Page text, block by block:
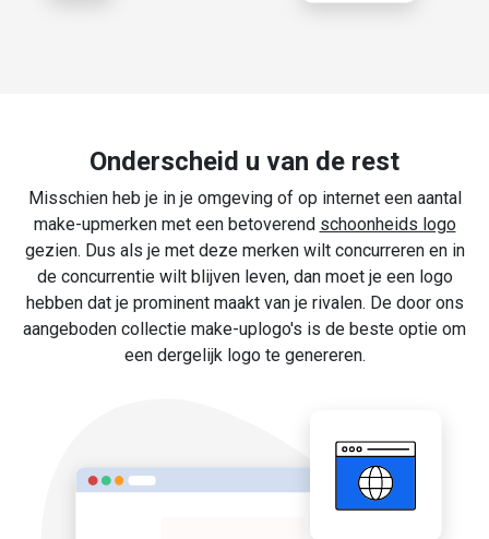
Onderscheid u van de rest
Misschien heb je in je omgeving of op internet een aantal
make-upmerken met een betoverend schoonheids logo
gezien. Dus als je met deze merken wilt concurreren en in
de concurrentie wilt blijven leven, dan moet je een logo
hebben dat je prominent maakt van je rivalen. De door ons
aangeboden collectie make-uplogo's is de beste optie om
een dergelijk logo te genereren.